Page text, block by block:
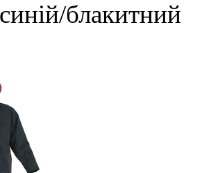
блакитний